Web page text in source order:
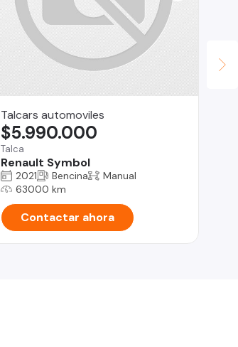
Talcars automoviles
Talca
Renault Symbol
$5.990.000
2021 Bencina
Manual
63000 km
Contactar ahora